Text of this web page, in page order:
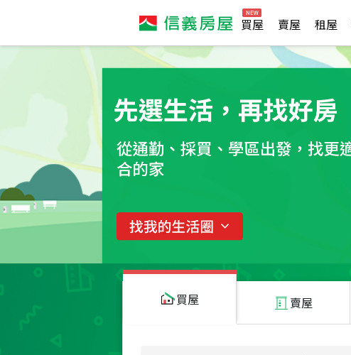
買屋 賣屋 租屋
買屋 賣屋